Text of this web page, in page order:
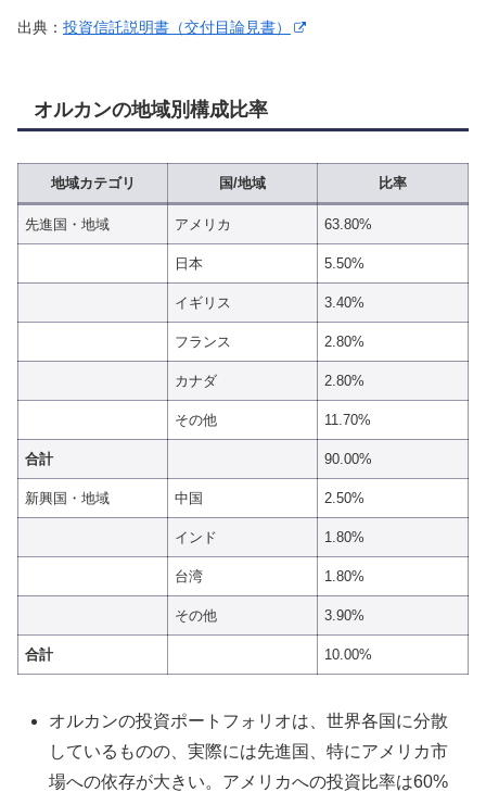
出典： 投資信託説明書（交付目論見書）
オルカンの地域別構成比率
地域カテゴリ 国/地域 比率
先進国・地域 アメリカ 63.80%
日本 5.50%
イギリス 3.40%
フランス 2.80%
カナダ 2.80%
その他 11.70%
合計 90.00%
新興国・地域 中国 2.50%
インド 1.80%
台湾 1.80%
その他 3.90%
合計 10.00%
オルカンの投資ポートフォリオは、世界各国に分散
しているものの、実際には先進国、特にアメリカ市
場への依存が大きい。アメリカへの投資比率は60%